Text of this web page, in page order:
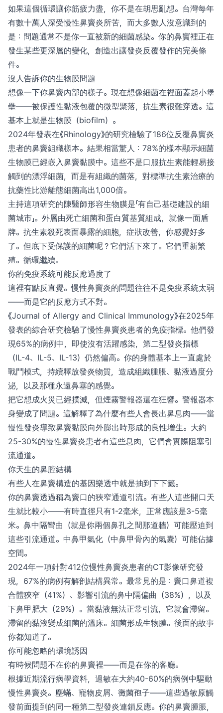
如果這個循環讓你筋疲力盡，你不是在胡思亂想。台灣每年
有數十萬人深受慢性鼻竇炎所苦，而大多數人沒意識到的
是：問題通常不是你一直被新的細菌感染。你的鼻竇裡正在
發生某些更深層的變化，創造出讓發炎反覆發作的完美條
件。
沒人告訴你的生物膜問題
想像一下你鼻竇內部的樣子。現在想像細菌在裡面蓋起小堡
壘——被保護性黏液包覆的微型聚落，抗生素很難穿透。這
基本上就是生物膜（biofilm）。
2024年發表在《Rhinology》的研究檢驗了186位反覆鼻竇炎
患者的鼻竇組織樣本。結果相當驚人：78%的樣本顯示細菌
生物膜已經嵌入鼻竇黏膜中。這些不是口服抗生素能輕易接
觸到的漂浮細菌，而是有組織的菌落，對標準抗生素治療的
抗藥性比游離態細菌高出1,000倍。
主持這項研究的陳醫師形容生物膜是「有自己基礎建設的細
菌城市」。外層由死亡細菌和蛋白質基質組成，就像一面盾
牌。抗生素殺死表面暴露的細胞，症狀改善，你感覺好多
了。但底下受保護的細菌呢？它們活下來了。它們重新繁
殖。循環繼續。
你的免疫系統可能反應過度了
這裡有點反直覺。慢性鼻竇炎的問題往往不是免疫系統太弱
——而是它的反應方式不對。
《Journal of Allergy and Clinical Immunology》在2025年
發表的綜合研究檢驗了慢性鼻竇炎患者的免疫指標。他們發
現65%的病例中，即使沒有活躍感染，第二型發炎指標
（IL-4、IL-5、IL-13）仍然偏高。你的身體基本上一直處於
戰鬥模式，持續釋放發炎物質，造成組織腫脹、黏液過度分
泌，以及那種永遠鼻塞的感覺。
把它想成火災已經撲滅，但煙霧警報器還在狂響。警報器本
身變成了問題。這解釋了為什麼有些人會長出鼻息肉——當
慢性發炎導致鼻竇黏膜向外膨出時形成的良性增生。大約
25-30%的慢性鼻竇炎患者有這些息肉，它們會實際阻塞引
流通道。
你天生的鼻腔結構
有些人在鼻竇構造的基因樂透中就是抽到下下籤。
你的鼻竇透過稱為竇口的狹窄通道引流。有些人這些開口天
生就比較小——有時直徑只有1-2毫米，正常應該是3-5毫
米。鼻中隔彎曲（就是你兩個鼻孔之間那道牆）可能壓迫到
這些引流通道。中鼻甲氣化（中鼻甲骨內的氣囊）可能佔據
空間。
2024年一項針對412位慢性鼻竇炎患者的CT影像研究發
現，67%的病例有解剖結構異常。最常見的是：竇口鼻道複
合體狹窄（41%）、影響引流的鼻中隔偏曲（38%），以及
下鼻甲肥大（29%）。當黏液無法正常引流，它就會滯留。
滯留的黏液變成細菌的溫床。細菌形成生物膜。後面的故事
你都知道了。
你可能忽略的環境誘因
有時候問題不在你的鼻竇裡——而是在你的客廳。
根據近期流行病學資料，過敏在大約40-60%的病例中驅動
慢性鼻竇炎。塵蟎、寵物皮屑、黴菌孢子——這些過敏原觸
發前面提到的同一種第二型發炎連鎖反應。你的鼻竇腫脹，